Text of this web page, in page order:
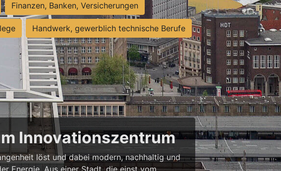
Finanzen, Banken, Versicherungen
Handwerk, gewerblich technische Berufe
Innovationszentrum
löst und dabei modern, nachhaltig und